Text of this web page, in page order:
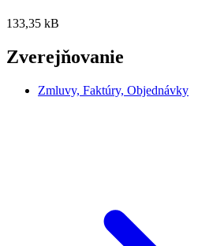
133,35 kB
Zverejňovanie
Zmluvy, Faktúry, Objednávky